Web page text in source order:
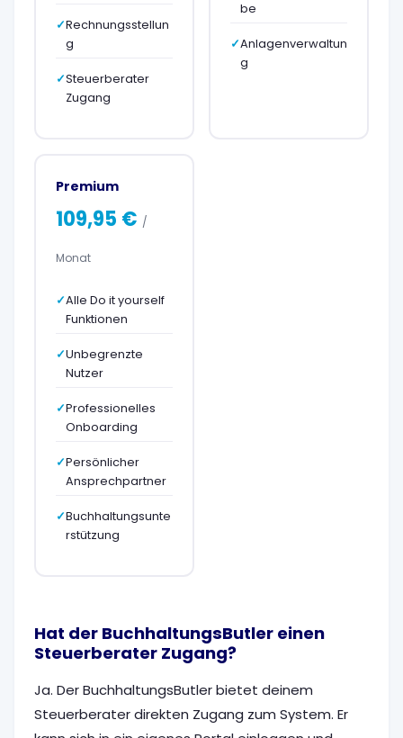
Rechnungsstellun
g
Steuerberater
Zugang
be
Anlagenverwaltun
g
Premium
109,95 € /
Monat
Alle Do it yourself
Funktionen
Unbegrenzte
Nutzer
Professionelles
Onboarding
Persönlicher
Ansprechpartner
Buchhaltungsunte
rstützung
Hat der BuchhaltungsButler einen
Steuerberater Zugang?
Ja. Der BuchhaltungsButler bietet deinem
Steuerberater direkten Zugang zum System. Er